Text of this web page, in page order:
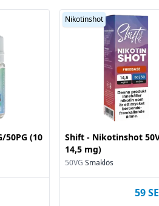
50PG (10
Shift - Nikotinshot
14,5 mg)
50VG Smaklös
Nikotinshot
59